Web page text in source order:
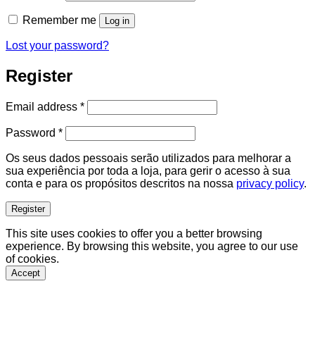
Remember me Log in
Lost your password?
Register
Email address *Required
Password *Required
Os seus dados pessoais serão utilizados para melhorar a
sua experiência por toda a loja, para gerir o acesso à sua
conta e para os propósitos descritos na nossa privacy policy.
Register
This site uses cookies to offer you a better browsing
experience. By browsing this website, you agree to our use
of cookies.
Accept